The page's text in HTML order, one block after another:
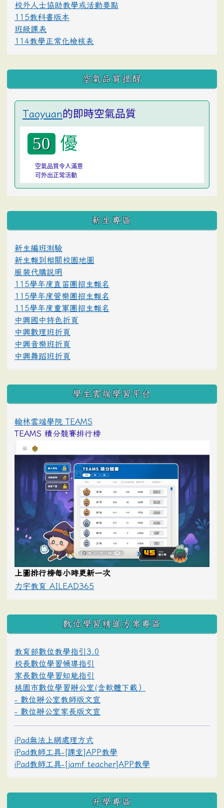
校外人士協助教學或活動要點
115教科書版本
班級課表
114教學正常化檢核表
空氣品質提醒
Taoyuan的即時空氣品質
50 優
空氣品質令人滿意
可外出正常活動
:::
新生專區
新生編班測驗
新生報到相關校園地圖
服裝代購說明
115學年度直笛團招生報名
115學年度管樂團招生報名
115學年度童軍團招生報名
中興國中特色折頁
中興數理班折頁
中興音樂班折頁
中興舞蹈班折頁
學生雲端學習平台
翰林雲端學院 TEAMS
TEAMS 積分競賽排行榜
上圖排行榜每小時更新一次
力宇教育 AILEAD365
數位學習精進方案專區
教育部數位教學指引3.0
校長數位學習領導指引
家長數位學習知能指引
桃園市數位學習辦公室(含軟體下載）
- 數位辦公室教師版文宣
- 數位辦公室家長版文宣
iPad無法上網處理方式
iPad教師工具-[課堂]APP教學
iPad教師工具-[jamf teacher]APP教學
升學專區